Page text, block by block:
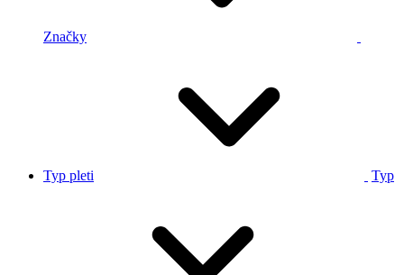
Značky
Typ pleti Typ